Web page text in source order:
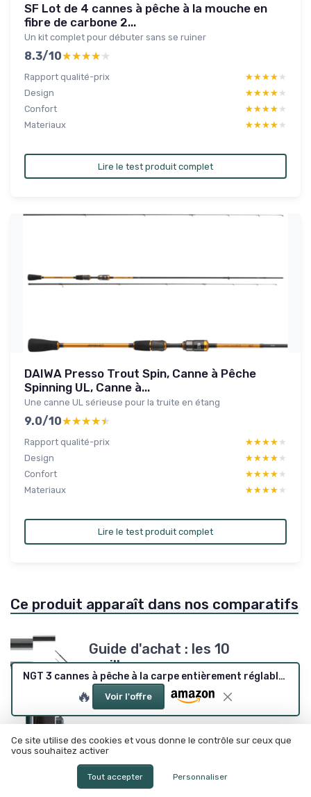
SF Lot de 4 cannes à pêche à la mouche en
fibre de carbone 2...
Un kit complet pour débuter sans se ruiner
8.3/10★★★★★
★★★★★
Rapport qualité-prix ★★★★★
★★★★★
Design
★★★★★
★★★★★
Confort
★★★★★
★★★★★
Materiaux
★★★★★
★★★★★
Lire le test produit complet
DAIWA Presso Trout Spin, Canne à Pêche
Spinning UL, Canne à...
Une canne UL sérieuse pour la truite en étang
9.0/10★★★★★
★★★★★
Rapport qualité-prix ★★★★★
★★★★★
Design
★★★★★
★★★★★
Confort
★★★★★
★★★★★
Materiaux
★★★★★
★★★★★
Lire le test produit complet
Ce produit apparaît dans nos comparatifs
Guide d'achat : les 10
meilleurs cannes carpe
(2026)
Top 5 : meilleurs tubes à
cannes (2026)
NGT 3 cannes à pêche à la carpe entièrement réglables avec étui de transport
🔥 Voir l'offre
Ce site utilise des cookies et vous donne le contrôle sur ceux que
vous souhaitez activer
Tout accepter Personnaliser